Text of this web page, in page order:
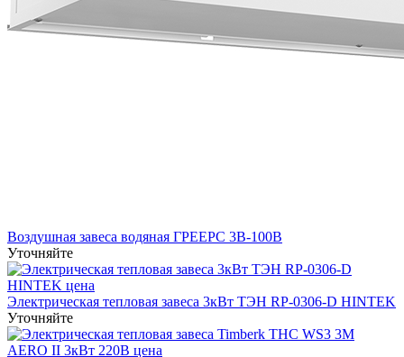
Воздушная завеса водяная ГРЕЕРС 3В-100В
Уточняйте
Электрическая тепловая завеса 3кВт ТЭН RP-0306-D HINTEK
Уточняйте